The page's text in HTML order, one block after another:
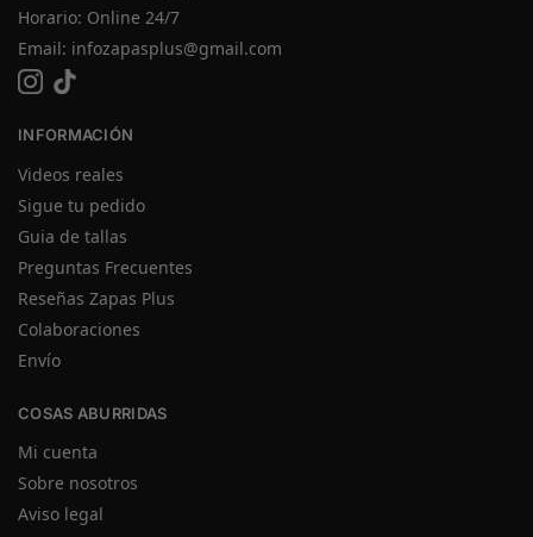
Horario: Online 24/7
Email: infozapasplus@gmail.com
INFORMACIÓN
Videos reales
Sigue tu pedido
Guia de tallas
Preguntas Frecuentes
Reseñas Zapas Plus
Colaboraciones
Envío
COSAS ABURRIDAS
Mi cuenta
Sobre nosotros
Aviso legal